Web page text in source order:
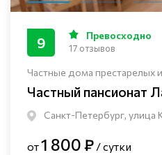
Частные дома престарелых
Частный пансионат
Санкт-Петербург, улица
9 Превосходно
17 отзывов
от1 800 ₽ / сутки